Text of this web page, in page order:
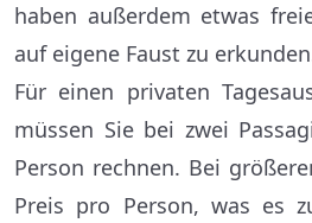
haben außerdem etwas
auf eigene Faust zu
Für einen privaten
müssen Sie bei zwei
Person rechnen. Bei
Preis pro Person, was es